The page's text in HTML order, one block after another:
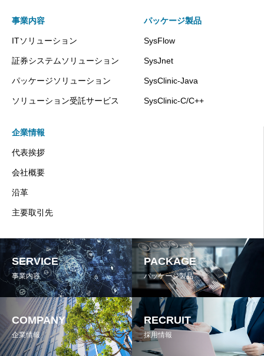
事業内容
ITソリューション
証券システムソリューション
パッケージソリューション
ソリューション受託サービス
パッケージ製品
SysFlow
SysJnet
SysClinic-Java
SysClinic-C/C++
企業情報
代表挨拶
会社概要
沿革
主要取引先
SERVICE
事業内容
PACKAGE
パッケージ製品
COMPANY
企業情報
RECRUIT
採用情報